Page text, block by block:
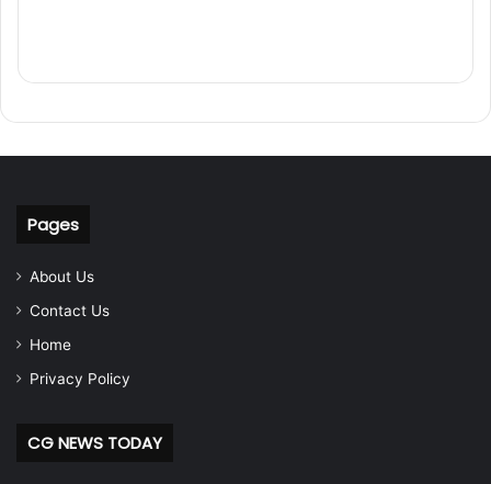
Pages
About Us
Contact Us
Home
Privacy Policy
CG NEWS TODAY